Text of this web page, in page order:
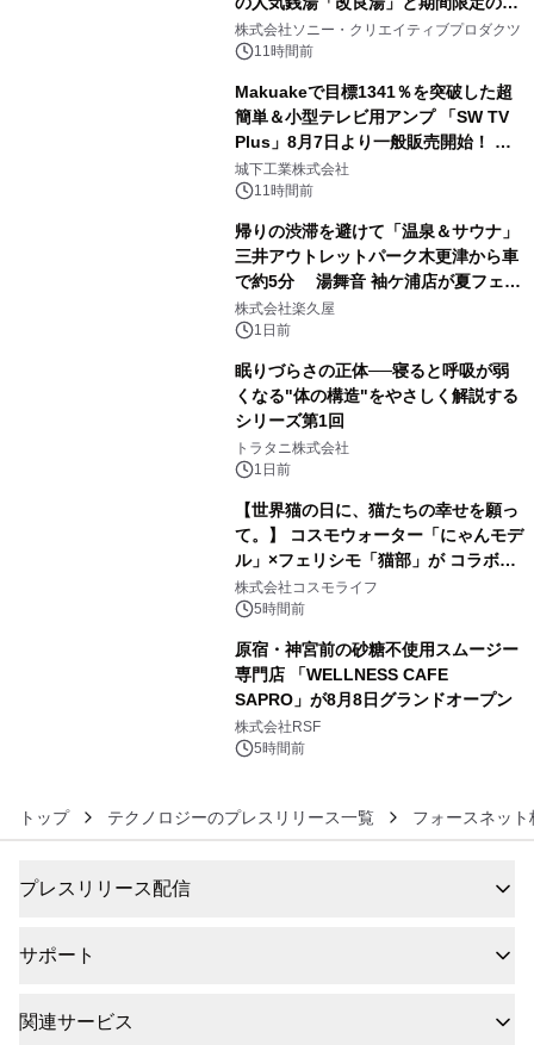
ラボレーション サウナイキタイコラ
ボグッズも発売決定！
株式会社ソニー・クリエイティブプロダクツ
11時間前
Makuakeで目標1341％を突破した超
簡単＆小型テレビ用アンプ 「SW TV
Plus」8月7日より一般販売開始！ ケ
ーブル1本つなぐだけ、テレビの音が
ぐっと豊かに
城下工業株式会社
11時間前
帰りの渋滞を避けて「温泉＆サウナ」
三井アウトレットパーク木更津から車
で約5分 湯舞音 袖ケ浦店が夏フェア
メニューを提供
株式会社楽久屋
1日前
眠りづらさの正体──寝ると呼吸が弱
くなる"体の構造"をやさしく解説する
シリーズ第1回
トラタニ株式会社
1日前
【世界猫の日に、猫たちの幸せを願っ
て。】 コスモウォーター「にゃんモデ
ル」×フェリシモ「猫部」が コラボキ
ャンペーンを実施
株式会社コスモライフ
5時間前
原宿・神宮前の砂糖不使用スムージー
専門店 「WELLNESS CAFE
SAPRO」が8月8日グランドオープン
株式会社RSF
5時間前
トップ テクノロジーのプレスリリース一覧 フォースネット
プレスリリース配信
サポート
関連サービス